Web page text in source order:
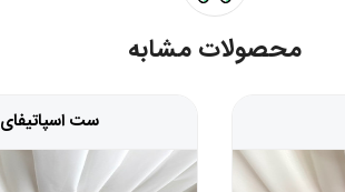
محصولات مشابه
ست اسپاتیفای